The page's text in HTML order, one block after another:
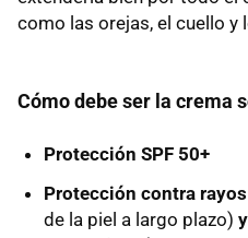
como las orejas, el cuello y
Cómo debe ser la crema
Protección SPF 50+
Protección contra rayos
de la piel a largo plazo)